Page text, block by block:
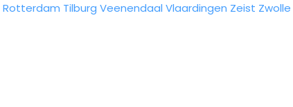
Rotterdam Tilburg Veenendaal Vlaardingen Zeist Zwolle